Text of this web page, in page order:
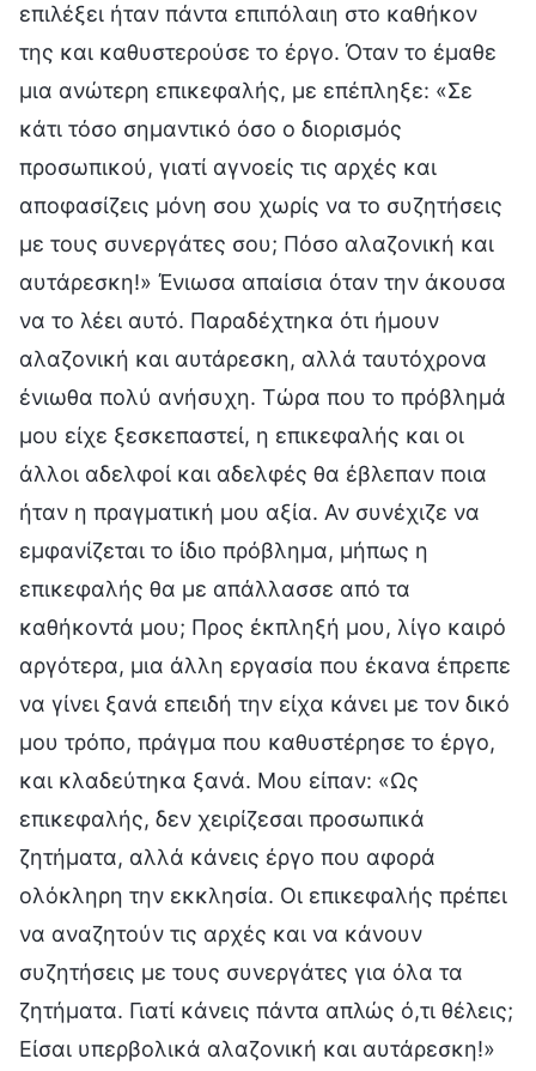
επιλέξει ήταν πάντα επιπόλαιη στο καθήκον
της και καθυστερούσε το έργο. Όταν το έμαθε
μια ανώτερη επικεφαλής, με επέπληξε: «Σε
κάτι τόσο σημαντικό όσο ο διορισμός
προσωπικού, γιατί αγνοείς τις αρχές και
αποφασίζεις μόνη σου χωρίς να το συζητήσεις
με τους συνεργάτες σου; Πόσο αλαζονική και
αυτάρεσκη!» Ένιωσα απαίσια όταν την άκουσα
να το λέει αυτό. Παραδέχτηκα ότι ήμουν
αλαζονική και αυτάρεσκη, αλλά ταυτόχρονα
ένιωθα πολύ ανήσυχη. Τώρα που το πρόβλημά
μου είχε ξεσκεπαστεί, η επικεφαλής και οι
άλλοι αδελφοί και αδελφές θα έβλεπαν ποια
ήταν η πραγματική μου αξία. Αν συνέχιζε να
εμφανίζεται το ίδιο πρόβλημα, μήπως η
επικεφαλής θα με απάλλασσε από τα
καθήκοντά μου; Προς έκπληξή μου, λίγο καιρό
αργότερα, μια άλλη εργασία που έκανα έπρεπε
να γίνει ξανά επειδή την είχα κάνει με τον δικό
μου τρόπο, πράγμα που καθυστέρησε το έργο,
και κλαδεύτηκα ξανά. Μου είπαν: «Ως
επικεφαλής, δεν χειρίζεσαι προσωπικά
ζητήματα, αλλά κάνεις έργο που αφορά
ολόκληρη την εκκλησία. Οι επικεφαλής πρέπει
να αναζητούν τις αρχές και να κάνουν
συζητήσεις με τους συνεργάτες για όλα τα
ζητήματα. Γιατί κάνεις πάντα απλώς ό,τι θέλεις;
Είσαι υπερβολικά αλαζονική και αυτάρεσκη!»